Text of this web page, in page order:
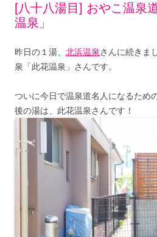
[八十八湯目] おやこ温泉
温泉」
昨日の１湯、 北浜温泉 さんに続きま
泉「此花温泉」さんです。
ついに今日で温泉道名人になるため
後の湯は、此花温泉さんです！